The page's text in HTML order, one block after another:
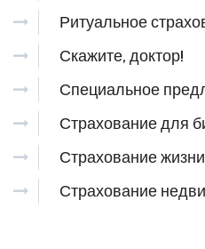
Ритуальное
Скажите, доктор!
Специальное
Страхование для
Страхование жизни
Страхование